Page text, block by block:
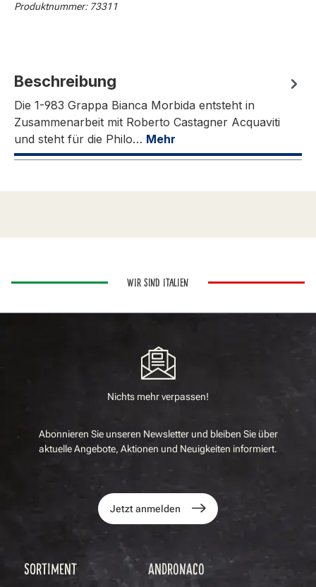
Produktnummer: 73311
Beschreibung
Die 1-983 Grappa Bianca Morbida entsteht in
Zusammenarbeit mit Roberto Castagner Acquaviti
und steht für die Philo… Mehr
WIR SIND ITALIEN
Nichts mehr verpassen!
Abonnieren Sie unseren Newsletter und bleiben Sie über
aktuelle Angebote, Aktionen und Neuigkeiten informiert.
Jetzt anmelden
SORTIMENT ANDRONACO